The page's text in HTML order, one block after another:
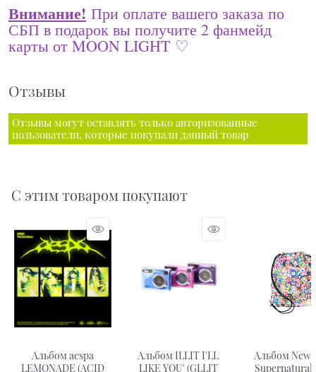
Внимание! При оплате вашего заказа по
СБП в подарок вы получите 2 фанмейд
карты от MOON LIGHT ♡
Отзывы
Отзывы могут оставлять только авторизованные
пользователи, которые покупали данный товар
С этим товаром покупают
Альбом aespa
LEMONADE (ACID
Альбом ILLIT I'LL
LIKE YOU' (GLLIT
Альбом
Supernatural